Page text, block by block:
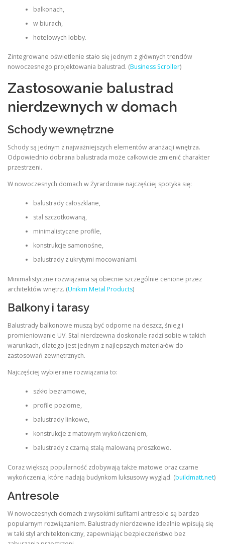
balkonach,
w biurach,
hotelowych lobby.
Zintegrowane oświetlenie stało się jednym z głównych trendów
nowoczesnego projektowania balustrad. (Business Scroller)
Zastosowanie balustrad
nierdzewnych w domach
Schody wewnętrzne
Schody są jednym z najważniejszych elementów aranżacji wnętrza.
Odpowiednio dobrana balustrada może całkowicie zmienić charakter
przestrzeni.
W nowoczesnych domach w Żyrardowie najczęściej spotyka się:
balustrady całoszklane,
stal szczotkowaną,
minimalistyczne profile,
konstrukcje samonośne,
balustrady z ukrytymi mocowaniami.
Minimalistyczne rozwiązania są obecnie szczególnie cenione przez
architektów wnętrz. (Unikim Metal Products)
Balkony i tarasy
Balustrady balkonowe muszą być odporne na deszcz, śnieg i
promieniowanie UV. Stal nierdzewna doskonale radzi sobie w takich
warunkach, dlatego jest jednym z najlepszych materiałów do
zastosowań zewnętrznych.
Najczęściej wybierane rozwiązania to:
szkło bezramowe,
profile poziome,
balustrady linkowe,
konstrukcje z matowym wykończeniem,
balustrady z czarną stalą malowaną proszkowo.
Coraz większą popularność zdobywają także matowe oraz czarne
wykończenia, które nadają budynkom luksusowy wygląd. (buildmatt.net)
Antresole
W nowoczesnych domach z wysokimi sufitami antresole są bardzo
popularnym rozwiązaniem. Balustrady nierdzewne idealnie wpisują się
w taki styl architektoniczny, zapewniając bezpieczeństwo bez